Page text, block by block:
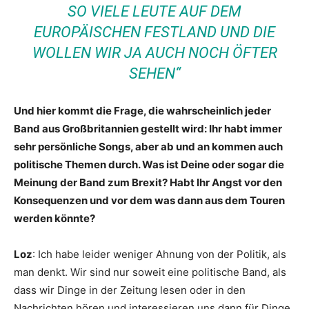
SO VIELE LEUTE AUF DEM
EUROPÄISCHEN FESTLAND UND DIE
WOLLEN WIR JA AUCH NOCH ÖFTER
SEHEN“
Und hier kommt die Frage, die wahrscheinlich jeder
Band aus Großbritannien gestellt wird: Ihr habt immer
sehr persönliche Songs, aber ab und an kommen auch
politische Themen durch. Was ist Deine oder sogar die
Meinung der Band zum Brexit? Habt Ihr Angst vor den
Konsequenzen und vor dem was dann aus dem Touren
werden könnte?
Loz: Ich habe leider weniger Ahnung von der Politik, als
man denkt. Wir sind nur soweit eine politische Band, als
dass wir Dinge in der Zeitung lesen oder in den